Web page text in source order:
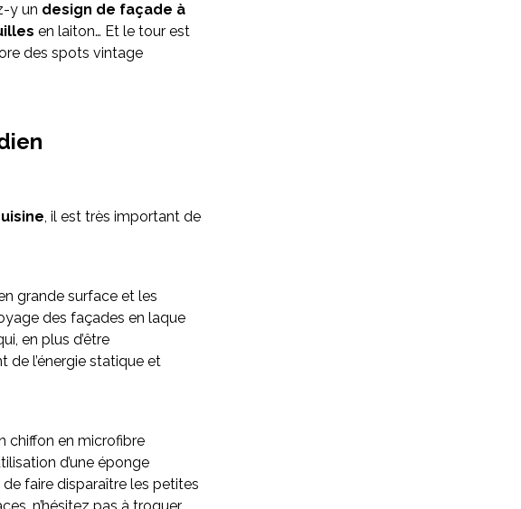
y un design de façade à
en laiton… Et le tour est
des spots vintage
, il est très important de
grande surface et les
des façades en laque
en plus d’être
de l’énergie statique et
chiffon en microfibre
d’une éponge
faire disparaître les petites